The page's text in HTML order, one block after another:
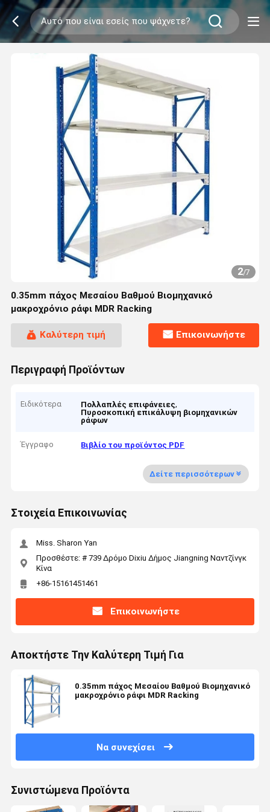
2/7
0.35mm πάχος Μεσαίου Βαθμού Βιομηχανικό
μακροχρόνιο ράφι MDR Racking
Καλύτερη τιμή Επικοινωνήστε
Περιγραφή Προϊόντων
Ειδικότερα Πολλαπλές επιφάνειες,
Πυροσκοπική επικάλυψη βιομηχανικών
ράφων
Έγγραφο Βιβλίο του προϊόντος PDF
Δείτε περισσότερων
Στοιχεία Επικοινωνίας
Miss. Sharon Yan
Προσθέστε: # 739 Δρόμο Dixiu Δήμος Jiangning Ναντζίνγκ
Κίνα
+86-15161451461
Επικοινωνήστε
Αποκτήστε Την Καλύτερη Τιμή Για
0.35mm πάχος Μεσαίου Βαθμού Βιομηχανικό
μακροχρόνιο ράφι MDR Racking
Να συνεχίσει
Συνιστώμενα Προϊόντα